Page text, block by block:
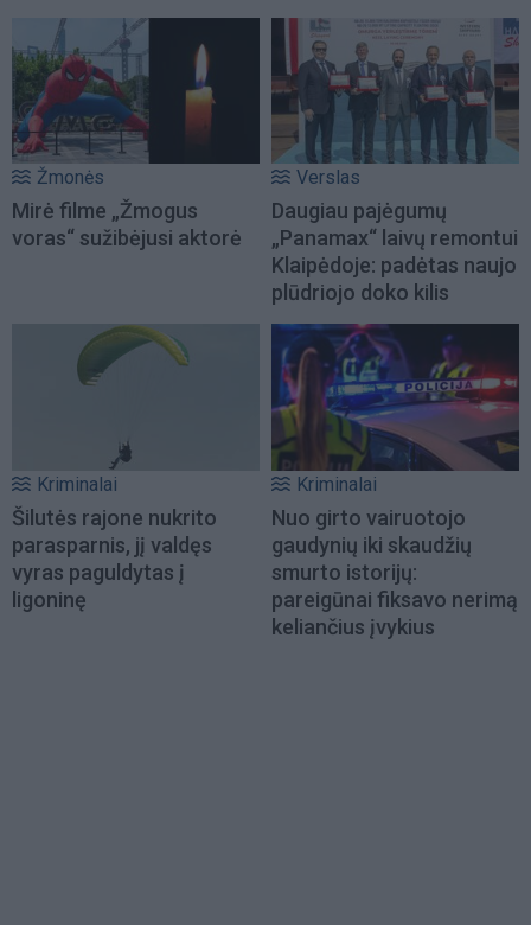
Žmonės
Mirė filme „Žmogus
voras“ sužibėjusi aktorė
Verslas
Daugiau pajėgumų
„Panamax“ laivų remontui
Klaipėdoje: padėtas naujo
plūdriojo doko kilis
Kriminalai
Šilutės rajone nukrito
parasparnis, jį valdęs
vyras paguldytas į
ligoninę
Kriminalai
Nuo girto vairuotojo
gaudynių iki skaudžių
smurto istorijų:
pareigūnai fiksavo nerimą
keliančius įvykius